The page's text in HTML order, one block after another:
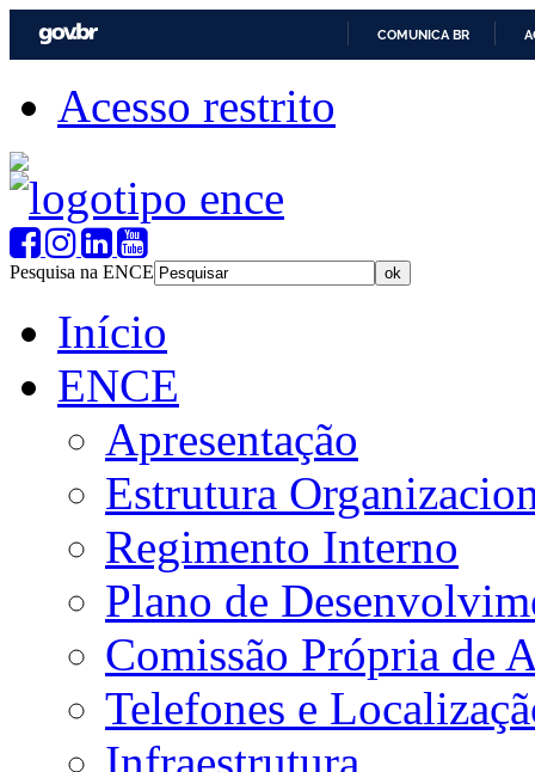
COMUNICA BR
Acesso restrito
Pesquisa na ENCE
Início
ENCE
Apresentação
Estrutura
Regimento Interno
Plano de
Comissão Própria de
Telefones e
Infraestrutura